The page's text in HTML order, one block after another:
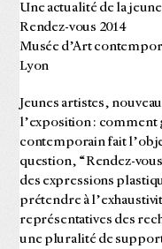
Une actualité de la
Rendez-vous 2014
Musée d’Art
Lyon
Jeunes artistes,
l’exposition : comment
contemporain fait
question, “Rendez-
des expressions
prétendre à
représentatives des
une pluralité de